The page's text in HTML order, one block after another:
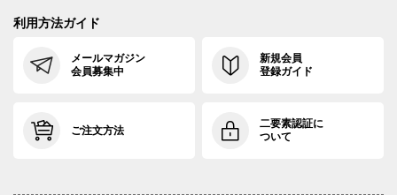
利用方法ガイド
メールマガジン
会員募集中
新規会員
登録ガイド
ご注文方法
二要素認証に
ついて